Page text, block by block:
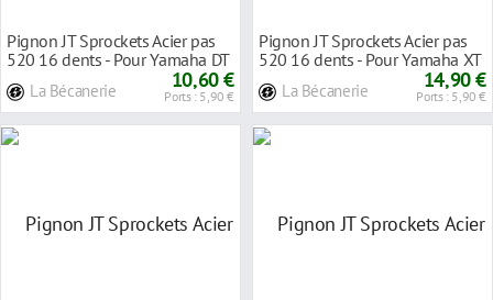
Pignon JT Sprockets Acier pas
520 16 dents - Pour Yamaha DT
La Bécanerie 10,60 €
Ports : 5,90 €
Pignon JT Sprockets Acier pas
520 16 dents - Pour Yamaha XT
La Bécanerie 14,90 €
Ports : 5,90 €